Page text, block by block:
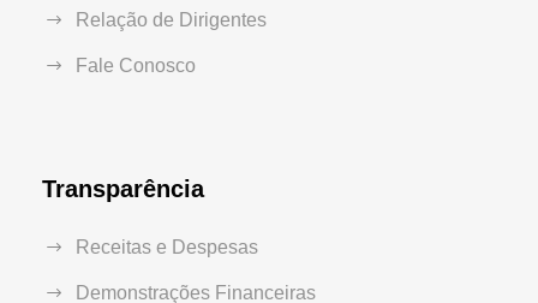
Relação de Dirigentes
Fale Conosco
Transparência
Receitas e Despesas
Demonstrações Financeiras